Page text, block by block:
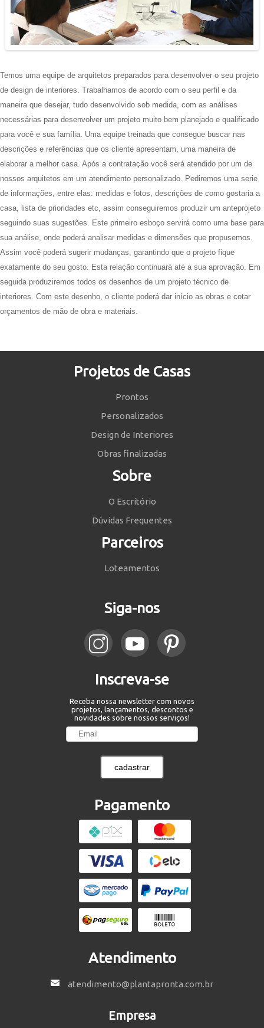
Temos uma equipe de arquitetos preparados para desenvolver o seu projeto
de design de interiores. Trabalhamos de acordo com o seu perfil e da
maneira que desejar, tudo desenvolvido sob medida, com as análises
necessárias para desenvolver um projeto muito bem planejado e qualificado
para você e sua família. Uma equipe treinada que consegue buscar nas
descrições e referências que os cliente apresentam, uma maneira de
elaborar a melhor casa. Após a contratação você será atendido por um de
nossos arquitetos em um atendimento personalizado. Pediremos uma serie
de informações, entre elas: medidas e fotos, descrições de como gostaria a
casa, lista de prioridades etc, assim conseguiremos produzir um anteprojeto
seguindo suas sugestões. Este primeiro esboço servirá como uma base para
sua análise, onde poderá analisar medidas e dimensões que propusemos.
Assim você poderá sugerir mudanças, garantindo que o projeto fique
exatamente do seu gosto. Esta relação continuará até a sua aprovação. Em
seguida produziremos todos os desenhos de um projeto técnico de
interiores. Com este desenho, o cliente poderá dar início as obras e cotar
orçamentos de mão de obra e materiais.
Projetos de Casas
Prontos
Personalizados
Design de Interiores
Obras finalizadas
Sobre
O Escritório
Dúvidas Frequentes
Parceiros
Loteamentos
Siga-nos
Inscreva-se
Receba nossa newsletter com novos
projetos, lançamentos, descontos e
novidades sobre nossos serviços!
cadastrar
Pagamento
Atendimento
atendimento@plantapronta.com.br
Empresa